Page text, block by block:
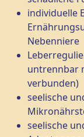
individuelle
Nebenniere
untrennbar
verbunden)
seelische
seelische